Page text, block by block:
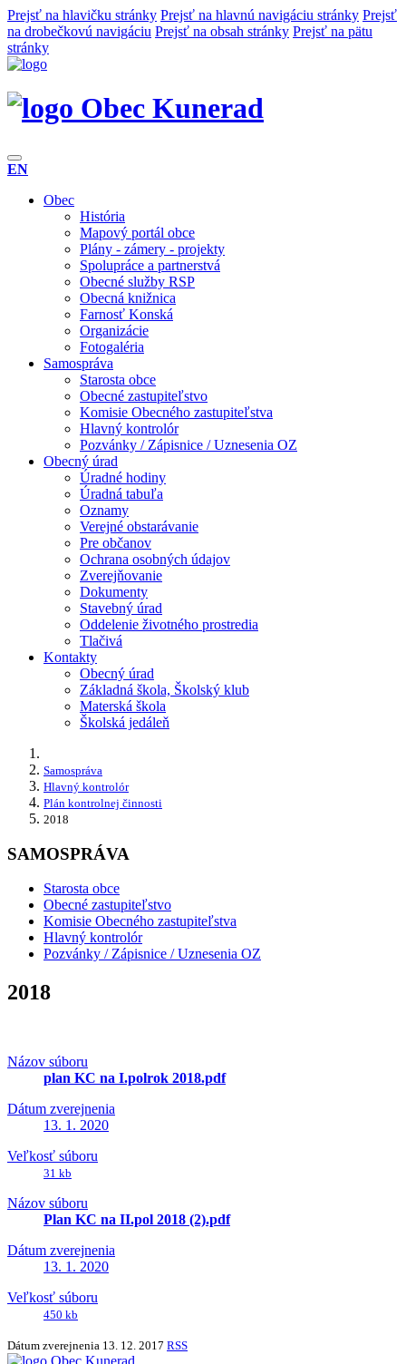
Prejsť na hlavičku stránky Prejsť na hlavnú navigáciu stránky Prejsť
na drobečkovú navigáciu Prejsť na obsah stránky Prejsť na pätu
stránky
Obec Kunerad
EN
Obec
História
Mapový portál obce
Plány - zámery - projekty
Spolupráce a partnerstvá
Obecné služby RSP
Obecná knižnica
Farnosť Konská
Organizácie
Fotogaléria
Samospráva
Starosta obce
Obecné zastupiteľstvo
Komisie Obecného zastupiteľstva
Hlavný kontrolór
Pozvánky / Zápisnice / Uznesenia OZ
Obecný úrad
Úradné hodiny
Úradná tabuľa
Oznamy
Verejné obstarávanie
Pre občanov
Ochrana osobných údajov
Zverejňovanie
Dokumenty
Stavebný úrad
Oddelenie životného prostredia
Tlačivá
Kontakty
Obecný úrad
Základná škola, Školský klub
Materská škola
Školská jedáleň
Samospráva
Hlavný kontrolór
Plán kontrolnej činnosti
2018
SAMOSPRÁVA
Starosta obce
Obecné zastupiteľstvo
Komisie Obecného zastupiteľstva
Hlavný kontrolór
Pozvánky / Zápisnice / Uznesenia OZ
2018
Názov súboru
plan KC na I.polrok 2018.pdf
Dátum zverejnenia
13. 1. 2020
Veľkosť súboru
31 kb
Názov súboru
Plan KC na II.pol 2018 (2).pdf
Dátum zverejnenia
13. 1. 2020
Veľkosť súboru
450 kb
Dátum zverejnenia 13. 12. 2017 RSS